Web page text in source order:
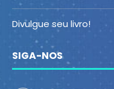
Divulgue seu livro!
SIGA-NOS